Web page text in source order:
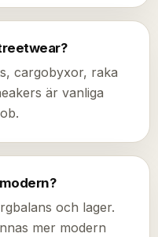
cargobyxor, raka
är vanliga
och lager.
mer modern